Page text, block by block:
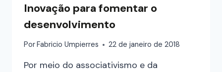
Inovação para fomentar o
desenvolvimento
Por Fabricio Umpierres 22 de janeiro de 2018
Por meio do associativismo e da